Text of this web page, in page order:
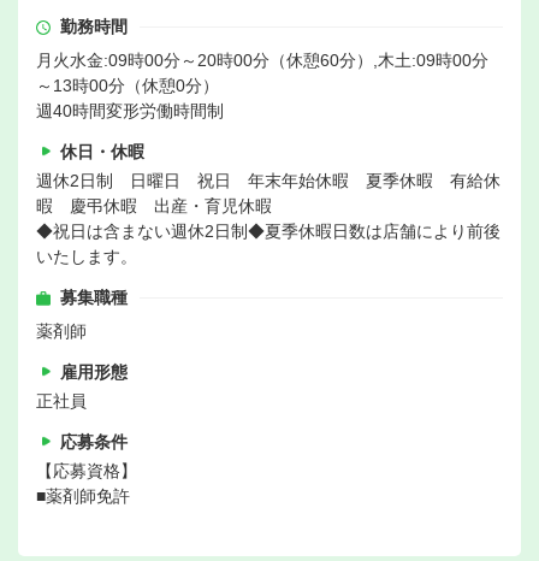
勤務時間
月火水金:09時00分～20時00分（休憩60分）,木土:09時00分
～13時00分（休憩0分）
週40時間変形労働時間制
休日・休暇
週休2日制 日曜日 祝日 年末年始休暇 夏季休暇 有給休
暇 慶弔休暇 出産・育児休暇
◆祝日は含まない週休2日制◆夏季休暇日数は店舗により前後
いたします。
募集職種
薬剤師
雇用形態
正社員
応募条件
【応募資格】
■薬剤師免許